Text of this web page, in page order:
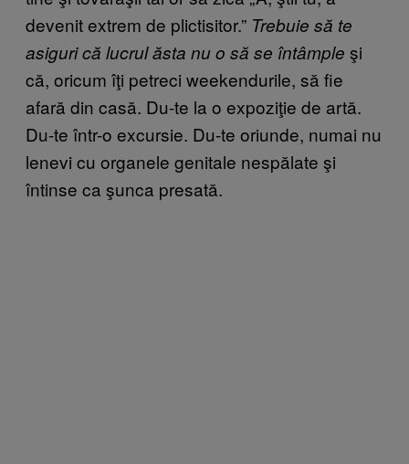
devenit extrem de plictisitor.” Trebuie să te
asiguri că lucrul ăsta nu o să se întâmple şi
că, oricum îţi petreci weekendurile, să fie
afară din casă. Du-te la o expoziţie de artă.
Du-te într-o excursie. Du-te oriunde, numai nu
lenevi cu organele genitale nespălate şi
întinse ca şunca presată.